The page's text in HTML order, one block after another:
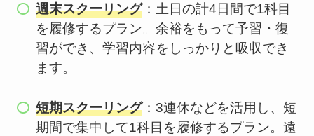
週末スクーリング：土日の計4日間で1科目
を履修するプラン。余裕をもって予習・復
習ができ、学習内容をしっかりと吸収でき
ます。
短期スクーリング：3連休などを活用し、短
期間で集中して1科目を履修するプラン。遠